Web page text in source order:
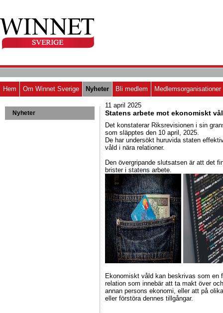
Hem Om Winnet Sverige Nyheter Bli medlem Medlemsorganisationer
Nyheter
11 april 2025
Statens arbete mot ekonomiskt
Det konstaterar Riksrevisionen i sin
som släpptes den 10 april, 2025.
De har undersökt huruvida staten
våld i nära relationer.
Den övergripande slutsatsen är att det
brister i statens arbete.
Ekonomiskt våld kan beskrivas som en
relation som innebär att ta makt över
annan persons ekonomi, eller att på
eller förstöra dennes tillgångar.